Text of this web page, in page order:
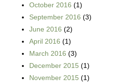
October 2016 (1)
September 2016 (3)
June 2016 (2)
April 2016 (1)
March 2016 (3)
December 2015 (1)
November 2015 (1)